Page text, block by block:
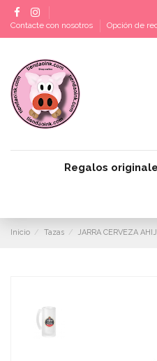
Contacte con nosotros Opción de
Regalos
Inicio Tazas JARRA CERVEZA